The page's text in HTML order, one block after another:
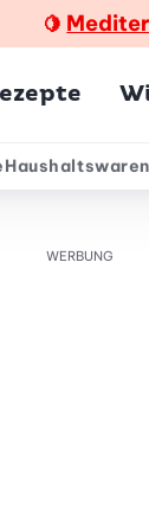
🍋
Haushaltswaren
WERBUNG